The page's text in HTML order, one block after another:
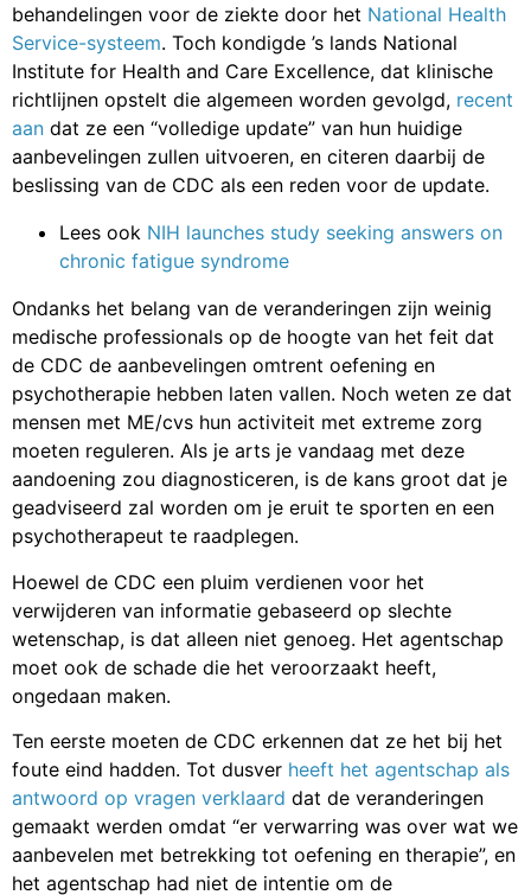
behandelingen voor de ziekte door het National Health
Service-systeem. Toch kondigde ’s lands National
Institute for Health and Care Excellence, dat klinische
richtlijnen opstelt die algemeen worden gevolgd, recent
aan dat ze een “volledige update” van hun huidige
aanbevelingen zullen uitvoeren, en citeren daarbij de
beslissing van de CDC als een reden voor de update.
Lees ook NIH launches study seeking answers on
chronic fatigue syndrome
Ondanks het belang van de veranderingen zijn weinig
medische professionals op de hoogte van het feit dat
de CDC de aanbevelingen omtrent oefening en
psychotherapie hebben laten vallen. Noch weten ze dat
mensen met ME/cvs hun activiteit met extreme zorg
moeten reguleren. Als je arts je vandaag met deze
aandoening zou diagnosticeren, is de kans groot dat je
geadviseerd zal worden om je eruit te sporten en een
psychotherapeut te raadplegen.
Hoewel de CDC een pluim verdienen voor het
verwijderen van informatie gebaseerd op slechte
wetenschap, is dat alleen niet genoeg. Het agentschap
moet ook de schade die het veroorzaakt heeft,
ongedaan maken.
Ten eerste moeten de CDC erkennen dat ze het bij het
foute eind hadden. Tot dusver heeft het agentschap als
antwoord op vragen verklaard dat de veranderingen
gemaakt werden omdat “er verwarring was over wat we
aanbevelen met betrekking tot oefening en therapie”, en
het agentschap had niet de intentie om de